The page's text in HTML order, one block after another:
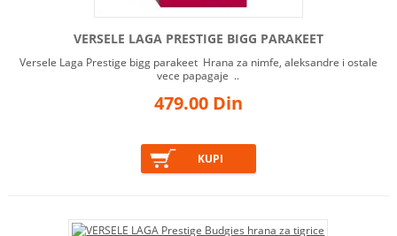
IGRAČKE I TRENING
DVORIŠNE KUĆICE I BOKSEVI
ZA PSE
HIGIJENA SPOLJNIH I
UNUTRAŠNJIH PROSTORA
VERSELE LAGA PRESTIGE BIGG PARAKEET
Versele Laga Prestige bigg parakeet Hrana za nimfe, aleksandre i ostale
vece papagaje ..
479.00 Din